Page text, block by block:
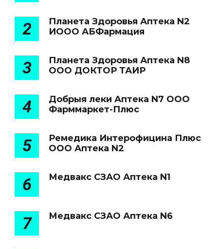
2
Планета Здоровья Аптека N2
ИООО АБФармация
3
Планета Здоровья Аптека N8
ООО ДОКТОР ТАИР
4
Добрыя леки Аптека N7 ООО
Фарммаркет-Плюс
5
Ремедика Интерофицина Плюс
ООО Аптека N2
6 Медвакс СЗАО Аптека N1
7 Медвакс СЗАО Аптека N6